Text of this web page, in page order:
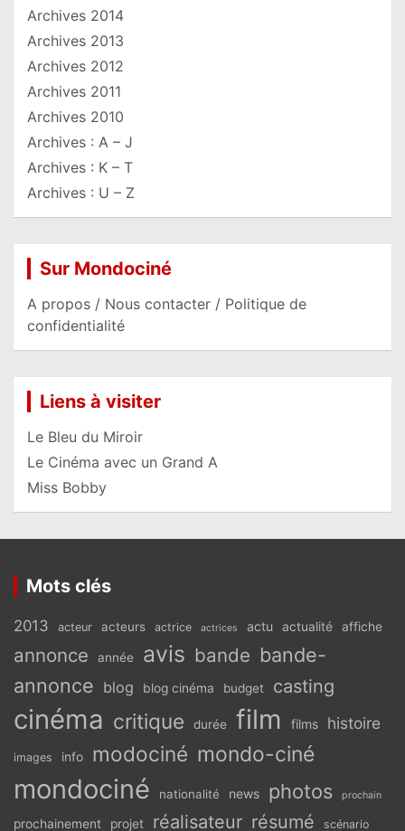
Archives 2014
Archives 2013
Archives 2012
Archives 2011
Archives 2010
Archives : A – J
Archives : K – T
Archives : U – Z
Sur Mondociné
A propos / Nous contacter / Politique de
confidentialité
Liens à visiter
Le Bleu du Miroir
Le Cinéma avec un Grand A
Miss Bobby
Mots clés
2013 acteur acteurs actrice actrices actu actualité affiche
annonce année avis bande bande-
annonce blog blog cinéma budget casting
cinéma critique durée film films histoire
images info modociné mondo-ciné
mondociné nationalité news photos prochain
prochainement projet réalisateur résumé scénario